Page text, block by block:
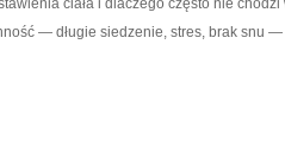
ciała i dlaczego często nie chodzi
— długie siedzenie, stres, brak snu